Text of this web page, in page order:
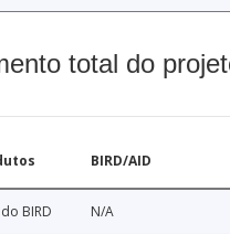
total do
BIRD/AID
BIRD N/A